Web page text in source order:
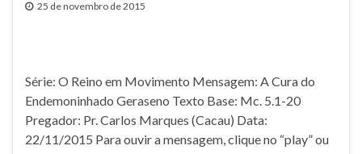
25 de novembro de 2015
Série: O Reino em Movimento Mensagem: A Cura do
Endemoninhado Geraseno Texto Base: Mc. 5.1-20
Pregador: Pr. Carlos Marques (Cacau) Data:
22/11/2015 Para ouvir a mensagem, clique no “play” ou